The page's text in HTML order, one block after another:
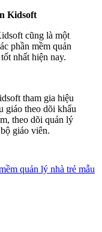
Kidsoft
cũng là một
phần mềm quản
nhất hiện nay.
tham gia hiệu
giáo theo dõi khẩu
theo dõi quản lý
giáo viên.
quản lý nhà trẻ mẫu